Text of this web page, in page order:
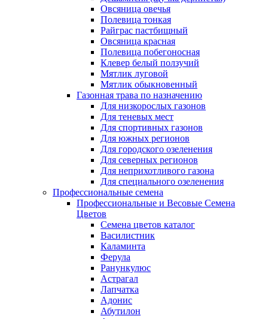
Овсяница овечья
Полевица тонкая
Райграс пастбищный
Овсяница красная
Полевица побегоносная
Клевер белый ползучий
Мятлик луговой
Мятлик обыкновенный
Газонная трава по назначению
Для низкорослых газонов
Для теневых мест
Для спортивных газонов
Для южных регионов
Для городского озеленения
Для северных регионов
Для неприхотливого газона
Для специального озеленения
Профессиональные семена
Профессиональные и Весовые Семена
Цветов
Семена цветов каталог
Василистник
Каламинта
Ферула
Ранункулюс
Астрагал
Лапчатка
Адонис
Абутилон